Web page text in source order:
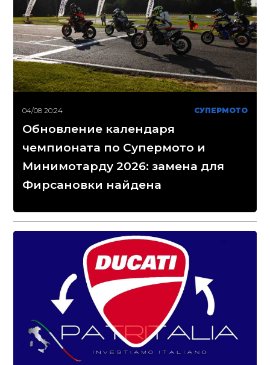
04/08 20:24 СУПЕРМОТО
Обновление календаря
чемпионата по Супермото и
Минимотарду 2026: замена для
Фирсановки найдена